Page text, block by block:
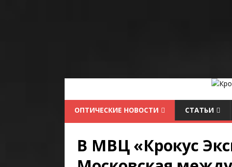
ОПТИЧЕСКИЕ НОВОСТИ СТАТЬИ
В МВЦ «Крокус